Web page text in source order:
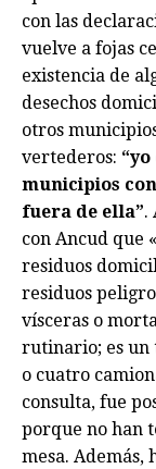
con las
vuelve a fojas
existencia de
desechos
otros
vertederos:
municipios
fuera de ella”.
con Ancud que
residuos
residuos
vísceras o
rutinario; es un
o cuatro
consulta, fue
porque no han
mesa. Además,